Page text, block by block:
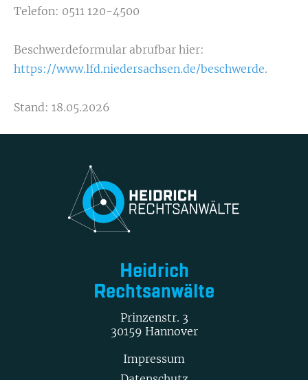
Telefon: 0511 120-4500
Beschwerdeformular abrufbar hier:
https://www.lfd.niedersachsen.de/beschwerde.
Stand: 18.05.2026
Heidrich
Rechtsanwälte
Prinzenstr. 3
30159 Hannover
Impressum